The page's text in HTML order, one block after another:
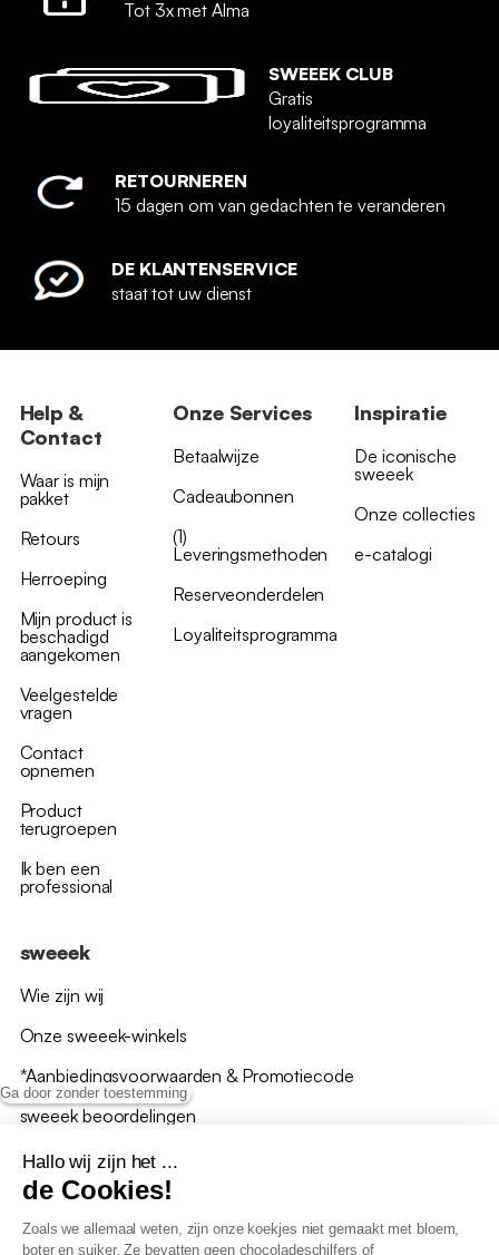
Ga door zonder toestemming
Hallo wij zijn het ...
de Cookies!
Zoals we allemaal weten, zijn onze koekjes niet gemaakt met bloem,
boter en suiker. Ze bevatten geen chocoladeschilfers of
Tot 3x met Alma
SWEEEK CLUB
Gratis
loyaliteitsprogramma
RETOURNEREN
15 dagen om van gedachten te veranderen
DE KLANTENSERVICE
staat tot uw dienst
Help &
Contact
Waar is mijn
pakket
Retours
Herroeping
Mijn product is
beschadigd
aangekomen
Veelgestelde
vragen
Contact
opnemen
Product
terugroepen
Ik ben een
professional
Onze Services
Betaalwijze
Cadeaubonnen
(1)
Leveringsmethoden
Reserveonderdelen
Loyaliteitsprogramma
Inspiratie
De iconische
sweeek
Onze collecties
e-catalogi
sweeek
Wie zijn wij
Onze sweeek-winkels
*Aanbiedingsvoorwaarden & Promotiecode
sweeek beoordelingen